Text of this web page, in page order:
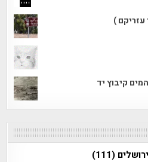
עזריקם )
קיבוץ יד
(111)